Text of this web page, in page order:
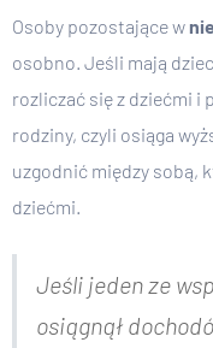
Osoby pozostające w
osobno. Jeśli mają
rozliczać się z dziećmi i
rodziny, czyli osiąga
uzgodnić między sobą,
dziećmi.
Jeśli jeden ze
osiągnął